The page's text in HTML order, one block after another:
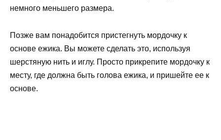
немного меньшего размера.
Позже вам понадобится пристегнуть мордочку к
основе ежика. Вы можете сделать это, используя
шерстяную нить и иглу. Просто прикрепите мордочку к
месту, где должна быть голова ежика, и пришейте ее к
основе.